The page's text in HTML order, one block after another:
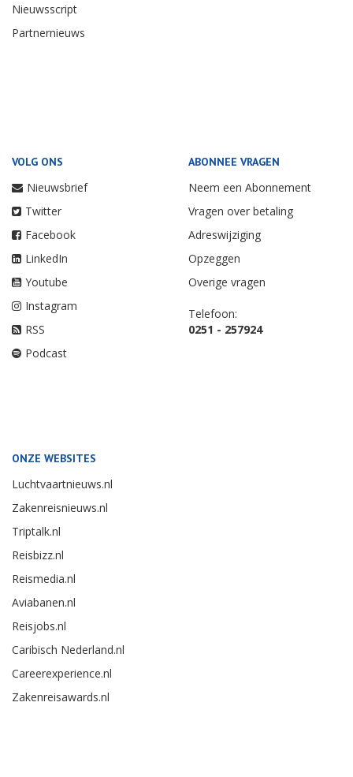
Nieuwsscript
Partnernieuws
VOLG ONS
Nieuwsbrief
Twitter
Facebook
LinkedIn
Youtube
Instagram
RSS
Podcast
ABONNEE VRAGEN
Neem een Abonnement
Vragen over betaling
Adreswijziging
Opzeggen
Overige vragen
Telefoon:
0251 - 257924
ONZE WEBSITES
Luchtvaartnieuws.nl
Zakenreisnieuws.nl
Triptalk.nl
Reisbizz.nl
Reismedia.nl
Aviabanen.nl
Reisjobs.nl
Caribisch Nederland.nl
Careerexperience.nl
Zakenreisawards.nl